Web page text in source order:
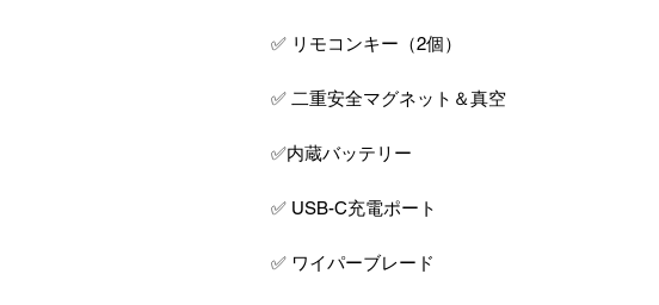
✅ リモコンキー（2個）
✅ 二重安全マグネット＆真空
✅内蔵バッテリー
✅ USB-C充電ポート
✅ ワイパーブレード